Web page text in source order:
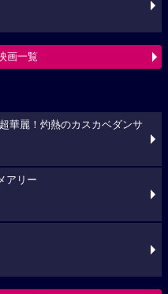
画一覧
華麗！灼熱のカスカベダンサ
アリー